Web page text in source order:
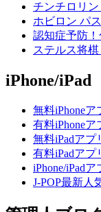
チンチロリ
ホビロン パ
認知症予防
ステルス将
iPhone/iPad
無料iPhone
有料iPhone
無料iPadアプ
有料iPadアプ
iPhone/iPad
J-POP最新人